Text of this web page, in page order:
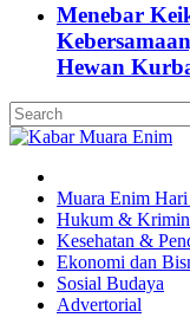
Menebar
Hewan
Muara Enim
Hukum &
Kesehatan &
Ekonomi dan
Sosial Budaya
Advertorial